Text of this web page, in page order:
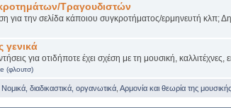
Τραγουδιστών
για την σελίδα κάποιου συγκροτήματος/ερμηνευτή κλπ;
γενικά
για οτιδήποτε έχει σχέση με τη μουσική, καλλιτέχνες,
(φλουτσ)
Νομικά, διαδικαστικά, οργανωτικά Αρμονία και θεωρία της μουσικής